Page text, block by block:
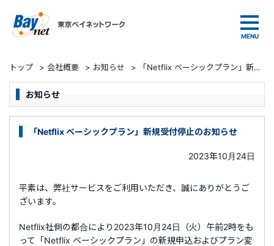
トップ > 会社概要 > お知らせ > 「Netflix ベーシックプラン」新規受付停止のお知らせ
お知らせ
「Netflix ベーシックプラン」新規受付停止のお知らせ
2023年10月24日
平素は、弊社サービスをご利用いただき、誠にありがとうご
ざいます。
Netflix社側の都合により2023年10月24日（火）午前2時をも
って「Netflix ベーシックプラン」の新規申込およびプラン変